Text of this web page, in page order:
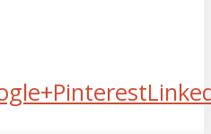
Pinterest